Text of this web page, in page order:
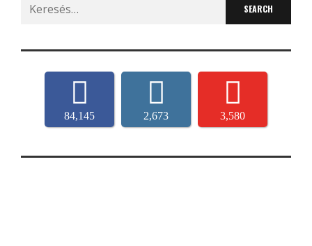
for:
84,145 2,673 3,580